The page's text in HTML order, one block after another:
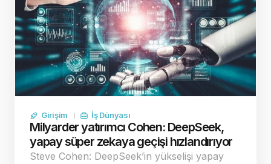
Girişim İş Dünyası
Milyarder yatırımcı Cohen: DeepSeek,
yapay süper zekaya geçişi hızlandırıyor
Steve Cohen: DeepSeek’in yükselişi yapay